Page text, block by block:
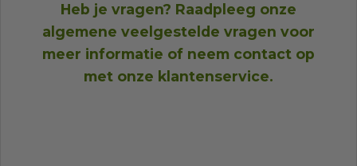
Heb je vragen? Raadpleeg onze
algemene veelgestelde vragen voor
meer informatie of neem contact op
met onze klantenservice.